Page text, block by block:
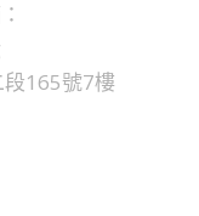
165號7樓